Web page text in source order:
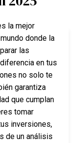
la mejor
donde la
las
en tus
no solo te
garantiza
que cumplan
tomar
inversiones,
de un análisis